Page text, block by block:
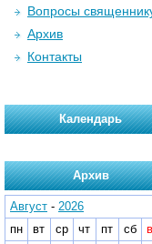
Вопросы
Архив
Контакты
Календарь
Архив
Август - 2026
пн
вт ср чт пт сб